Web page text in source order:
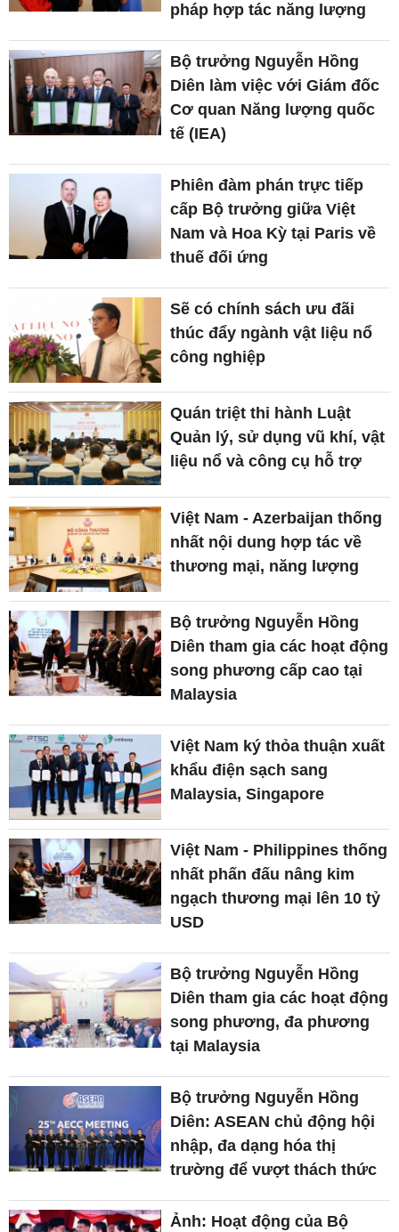
pháp hợp tác năng lượng
Bộ trưởng Nguyễn Hồng
Diên làm việc với Giám đốc
Cơ quan Năng lượng quốc
tế (IEA)
Phiên đàm phán trực tiếp
cấp Bộ trưởng giữa Việt
Nam và Hoa Kỳ tại Paris về
thuế đối ứng
Sẽ có chính sách ưu đãi
thúc đẩy ngành vật liệu nổ
công nghiệp
Quán triệt thi hành Luật
Quản lý, sử dụng vũ khí, vật
liệu nổ và công cụ hỗ trợ
Việt Nam - Azerbaijan thống
nhất nội dung hợp tác về
thương mại, năng lượng
Bộ trưởng Nguyễn Hồng
Diên tham gia các hoạt động
song phương cấp cao tại
Malaysia
Việt Nam ký thỏa thuận xuất
khẩu điện sạch sang
Malaysia, Singapore
Việt Nam - Philippines thống
nhất phấn đấu nâng kim
ngạch thương mại lên 10 tỷ
USD
Bộ trưởng Nguyễn Hồng
Diên tham gia các hoạt động
song phương, đa phương
tại Malaysia
Bộ trưởng Nguyễn Hồng
Diên: ASEAN chủ động hội
nhập, đa dạng hóa thị
trường để vượt thách thức
Ảnh: Hoạt động của Bộ